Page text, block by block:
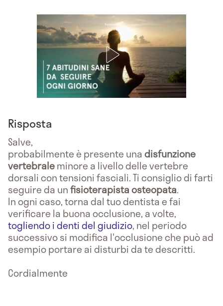
Risposta
Salve,
probabilmente è presente unadisfunzione
vertebraleminore a livello delle vertebre
dorsali con tensioni fasciali. Ti consiglio di farti
seguire da unfisioterapista osteopata.
In ogni caso, torna dal tuo dentista e fai
verificare la buona occlusione, a volte,
togliendo i denti del giudizio, nel periodo
successivo si modifica l'occlusione che può ad
esempio portare ai disturbi da te descritti.
Cordialmente